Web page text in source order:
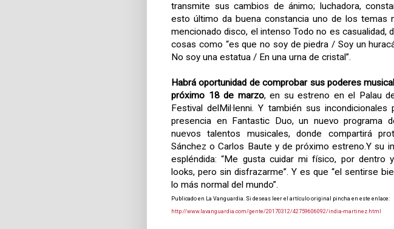
transmite sus cambios de ánimo; luchadora,
esto último da buena constancia uno de los temas
mencionado disco, el intenso Todo no es casualidad,
cosas como “es que no soy de piedra / Soy un
No soy una estatua / En una urna de cristal”.
Habrá oportunidad de comprobar sus poderes
próximo 18 de marzo, en su estreno en el Palau
Festival delMil·lenni. Y también sus
presencia en Fantastic Duo, un nuevo programa
nuevos talentos musicales, donde compartirá
Sánchez o Carlos Baute y de próximo estreno.Y su
espléndida: “Me gusta cuidar mi físico, por dentro
looks, pero sin disfrazarme”. Y es que “el sentirse
lo más normal del mundo”.
Publicado en La Vanguardia. Si deseas leer el artículo original pincha en este enlace:
http://www.lavanguardia.com/gente/20170312/42759606092/india-martinez.html